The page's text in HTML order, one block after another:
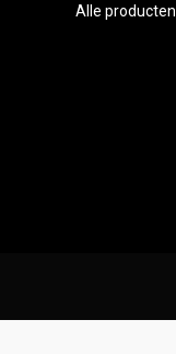
Alle producten